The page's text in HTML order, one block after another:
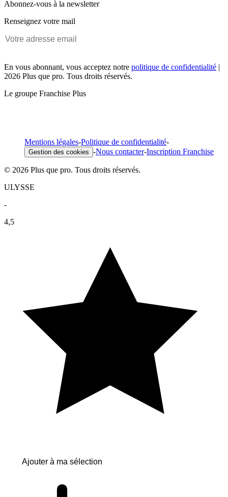
Abonnez-vous à la newsletter
Renseignez votre mail
En vous abonnant, vous acceptez notre politique de confidentialité |
2026 Plus que pro. Tous droits réservés.
Le groupe Franchise Plus
Mentions légales-Politique de confidentialité-
Gestion des cookies -Nous contacter-Inscription Franchise
© 2026 Plus que pro. Tous droits réservés.
ULYSSE
-
4,5
Ajouter à ma sélection